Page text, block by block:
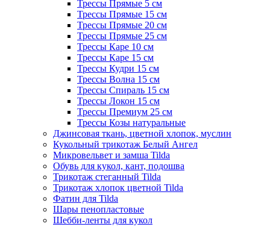
Трессы Прямые 5 см
Трессы Прямые 15 см
Трессы Прямые 20 см
Трессы Прямые 25 см
Трессы Каре 10 см
Трессы Каре 15 см
Трессы Кудри 15 см
Трессы Волна 15 см
Трессы Спираль 15 см
Трессы Локон 15 см
Трессы Премиум 25 см
Трессы Козы натуральные
Джинсовая ткань, цветной хлопок, муслин
Кукольный трикотаж Белый Ангел
Микровельвет и замша Tilda
Обувь для кукол, кант, подошва
Трикотаж стеганный Tilda
Трикотаж хлопок цветной Tilda
Фатин для Tilda
Шары пенопластовые
Шебби-ленты для кукол